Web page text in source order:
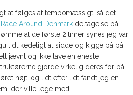
at følges af tempomæssigt, så det
Race Around Denmark deltagelse på
at de første 2 timer synes jeg var
lidt kedeligt at sidde og kigge på på
jævnt og ikke lave en eneste
gjorde virkelig deres for på
højt, og lidt efter lidt fandt jeg en
der ville lege med.